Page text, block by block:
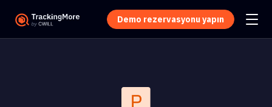
Demo rezervasyonu yapın